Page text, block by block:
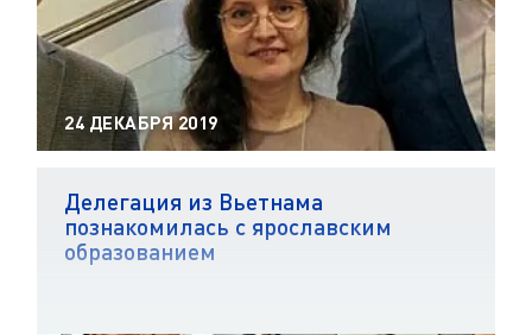
24 ДЕКАБРЯ 2019
Делегация из Вьетнама
познакомилась с ярославским
образованием